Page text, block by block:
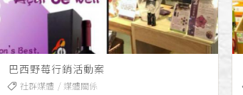
巴西野莓行銷活動案
社群媒體 媒體關係